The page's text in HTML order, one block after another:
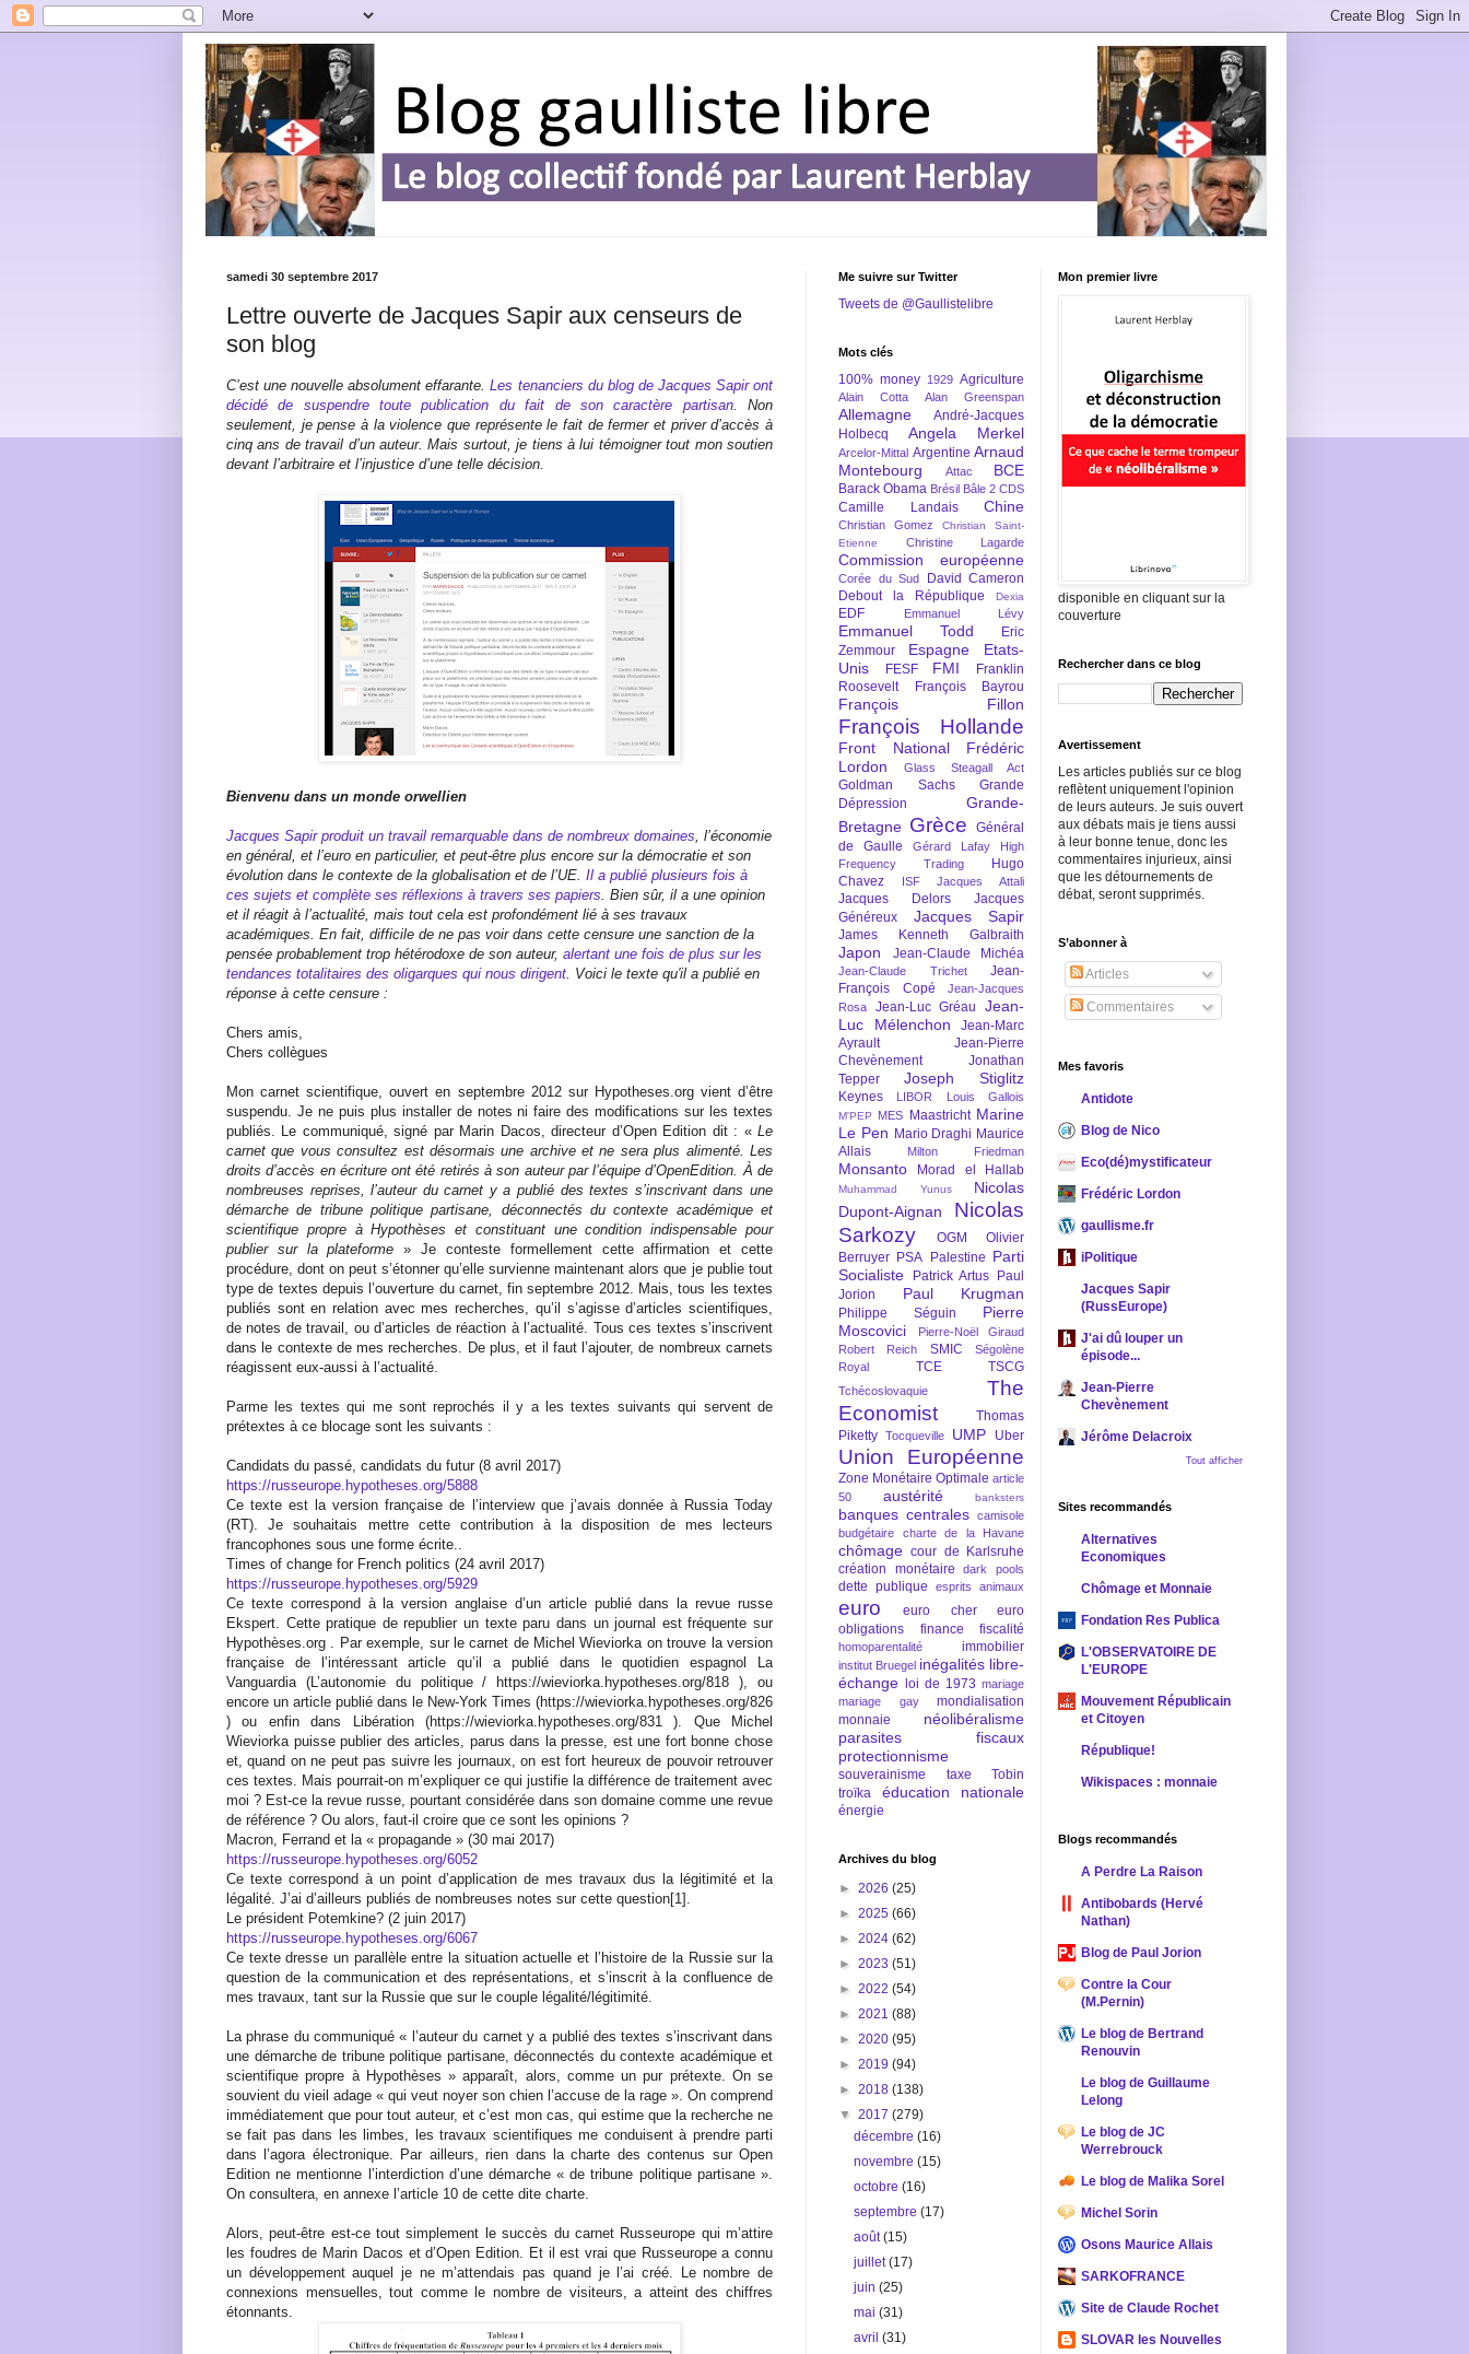
samedi 30 septembre 2017
Lettre ouverte de Jacques Sapir aux censeurs de
son blog
C’est une nouvelle absolument effarante.Les tenanciers du blog de Jacques Sapir ont
décidé de suspendre toute publication du fait de son caractère partisan. Non
seulement, je pense à la violence que représente le fait de fermer et priver d’accès à
cinq ans de travail d’un auteur. Mais surtout, je tiens à lui témoigner tout mon soutien
devant l’arbitraire et l’injustice d’une telle décision.
Bienvenu dans un monde orwellien
Jacques Sapir produit un travail remarquable dans de nombreux domaines , l’économie
en général, et l’euro en particulier, et peut-être plus encore sur la démocratie et son
évolution dans le contexte de la globalisation et de l’UE. Il a publié plusieurs fois à
ces sujets et complète ses réflexions à travers ses papiers . Bien sûr, il a une opinion
et il réagit à l’actualité, mais tout cela est profondément lié à ses travaux
académiques. En fait, difficile de ne pas voir dans cette censure une sanction de la
pensée probablement trop hétérodoxe de son auteur, alertant une fois de plus sur les
tendances totalitaires des oligarques qui nous dirigent . Voici le texte qu'il a publié en
réponse à cette censure :
Chers amis,
Chers collègues
Mon carnet scientifique, ouvert en septembre 2012 sur Hypotheses.org vient d’être
suspendu. Je ne puis plus installer de notes ni faire des modifications sur les textes
publiés. Le communiqué, signé par Marin Dacos, directeur d’Open Edition dit : « Le
carnet que vous consultez est désormais une archive et ne sera plus alimenté. Les
droits d’accès en écriture ont été retirés à son auteur par l’équipe d’OpenEdition. À de
nombreuses reprises, l’auteur du carnet y a publié des textes s’inscrivant dans une
démarche de tribune politique partisane, déconnectés du contexte académique et
scientifique propre à Hypothèses et constituant une condition indispensable pour
publier sur la plateforme » Je conteste formellement cette affirmation et cette
procédure, dont on peut s’étonner qu’elle survienne maintenant alors que je publie tout
type de textes depuis l’ouverture du carnet, fin septembre 2012. Mais, tous les textes
publiés sont en relation avec mes recherches, qu’il s’agisse d’articles scientifiques,
de notes de travail, ou d’articles de réaction à l’actualité. Tous ces textes s’inscrivent
dans le contexte de mes recherches. De plus, et il faut l’ajouter, de nombreux carnets
réagissent eux-aussi à l’actualité.
Parme les textes qui me sont reprochés il y a les textes suivants qui servent de
prétextes à ce blocage sont les suivants :
Candidats du passé, candidats du futur (8 avril 2017)
https://russeurope.hypotheses.org/5888
Ce texte est la version française de l’interview que j’avais donnée à Russia Today
(RT). Je souhaitais mettre cette contribution à la disposition de mes lecteurs
francophones sous une forme écrite..
Times of change for French politics (24 avril 2017)
https://russeurope.hypotheses.org/5929
Ce texte correspond à la version anglaise d’un article publié dans la revue russe
Ekspert. Cette pratique de republier un texte paru dans un journal est fréquente sur
Hypothèses.org . Par exemple, sur le carnet de Michel Wieviorka on trouve la version
française de l’intéressant article qu’il a publié dans le quotidien espagnol La
Vanguardia (L’autonomie du politique / https://wieviorka.hypotheses.org/818 ), ou
encore un article publié dans le New-York Times (https://wieviorka.hypotheses.org/826
) ou enfin dans Libération (https://wieviorka.hypotheses.org/831 ). Que Michel
Wieviorka puisse publier des articles, parus dans la presse, est une fort bonne chose
et, quand on ne peut pas suivre les journaux, on est fort heureux de pouvoir retrouver
ces textes. Mais pourrait-on m’expliquer ce qui justifie la différence de traitement avec
moi ? Est-ce la revue russe, pourtant considérée dans son domaine comme une revue
de référence ? Ou alors, faut-il croire que ce sont les opinions ?
Macron, Ferrand et la « propagande » (30 mai 2017)
https://russeurope.hypotheses.org/6052
Ce texte correspond à un point d’application de mes travaux dus la légitimité et la
légalité. J’ai d’ailleurs publiés de nombreuses notes sur cette question[1].
Le président Potemkine? (2 juin 2017)
https://russeurope.hypotheses.org/6067
Ce texte dresse un parallèle entre la situation actuelle et l’histoire de la Russie sur la
question de la communication et des représentations, et s’inscrit à la confluence de
mes travaux, tant sur la Russie que sur le couple légalité/légitimité.
La phrase du communiqué « l’auteur du carnet y a publié des textes s’inscrivant dans
une démarche de tribune politique partisane, déconnectés du contexte académique et
scientifique propre à Hypothèses » apparaît, alors, comme un pur prétexte. On se
souvient du vieil adage « qui veut noyer son chien l’accuse de la rage ». On comprend
immédiatement que pour tout auteur, et c’est mon cas, qui estime que la recherche ne
se fait pas dans les limbes, les travaux scientifiques me conduisent à prendre parti
dans l’agora électronique. Par ailleurs, rien dans la charte des contenus sur Open
Edition ne mentionne l’interdiction d’une démarche « de tribune politique partisane ».
On consultera, en annexe l’article 10 de cette dite charte.
Alors, peut-être est-ce tout simplement le succès du carnet Russeurope qui m’attire
les foudres de Marin Dacos et d’Open Edition. Et il est vrai que Russeurope a connu
un développement auquel je ne m’attendais pas quand je l’ai créé. Le nombre de
connexions mensuelles, tout comme le nombre de visiteurs, a atteint des chiffres
étonnants.
Me suivre sur Twitter
Tweets de @Gaullistelibre
Mots clés
100% money 1929 Agriculture
Alain Cotta Alan Greenspan
Allemagne
André-Jacques
Holbecq
Angela Merkel
Arcelor-Mittal Argentine Arnaud
Montebourg
Attac BCE
Barack Obama Brésil Bâle 2 CDS
Camille Landais Chine
Christian Gomez
Christian Saint-
Etienne
Christine Lagarde
Commission européenne
Corée du Sud
David Cameron
Debout la République
Dexia
EDF Emmanuel Lévy
Emmanuel Todd
Eric
Zemmour
Espagne
Etats-
Unis
FESF FMI
Franklin
Roosevelt
François Bayrou
François Fillon
François Hollande
Front National
Frédéric
Lordon
Glass Steagall Act
Goldman Sachs
Grande
Dépression
Grande-
Bretagne Grèce
Général
de Gaulle
Gérard Lafay
High
Frequency Trading
Hugo
Chavez
ISF Jacques Attali
Jacques Delors
Jacques
Généreux
Jacques Sapir
James Kenneth Galbraith
Japon Jean-Claude Michéa
Jean-Claude Trichet
Jean-
François Copé
Jean-Jacques
Rosa
Jean-Luc Gréau
Jean-
Luc Mélenchon
Jean-Marc
Ayrault
Jean-Pierre
Chevènement
Jonathan
Tepper
Joseph Stiglitz
Keynes LIBOR Louis Gallois
M'PEP MES Maastricht Marine
Le Pen Mario Draghi Maurice
Allais
Milton Friedman
Monsanto Morad el Hallab
Muhammad Yunus
Nicolas
Dupont-Aignan
Nicolas
Sarkozy
OGM
Olivier
Berruyer PSA Palestine Parti
Socialiste
Patrick Artus
Paul
Jorion
Paul Krugman
Philippe Séguin
Pierre
Moscovici
Pierre-Noël Giraud
Robert Reich
SMIC
Ségolène
Royal
TCE TSCG
Tchécoslovaquie
The
Economist
Thomas
Piketty Tocqueville UMP Uber
Union Européenne
Zone Monétaire Optimale article
50
austérité banksters
banques centrales camisole
budgétaire
charte de la Havane
chômage cour de Karlsruhe
création monétaire
dark pools
dette publique esprits animaux
euro euro cher
euro
obligations
finance fiscalité
homoparentalité immobilier
institut Bruegel inégalités libre-
échange
loi de 1973 mariage
mariage gay
mondialisation
monnaie
néolibéralisme
parasites fiscaux
protectionnisme
souverainisme
taxe Tobin
troïka
éducation nationale
énergie
Archives du blog
► 2026 (25)
► 2025 (66)
► 2024 (62)
► 2023 (51)
► 2022 (54)
► 2021 (88)
► 2020 (95)
► 2019 (94)
► 2018 (138)
▼ 2017 (279)
décembre(16)
novembre(15)
octobre(16)
septembre(17)
août(15)
juillet(17)
juin(25)
mai(31)
avril(31)
Mon premier livre
disponible en cliquant sur la
couverture
Rechercher dans ce blog
Avertissement
Les articles publiés sur ce blog
reflètent uniquement l'opinion
de leurs auteurs. Je suis ouvert
aux débats mais je tiens aussi
à leur bonne tenue, donc les
commentaires injurieux, ainsi
que les détournements de
débat, seront supprimés.
S’abonner à
Articles
Commentaires
Mes favoris
Antidote
Blog de Nico
Eco(dé)mystificateur
Frédéric Lordon
gaullisme.fr
iPolitique
Jacques Sapir
(RussEurope)
J'ai dû louper un
épisode...
Jean-Pierre
Chevènement
Jérôme Delacroix
Tout afficher
Sites recommandés
Alternatives
Economiques
Chômage et Monnaie
Fondation Res Publica
L'OBSERVATOIRE DE
L'EUROPE
Mouvement Républicain
et Citoyen
République!
Wikispaces : monnaie
Blogs recommandés
A Perdre La Raison
Antibobards (Hervé
Nathan)
Blog de Paul Jorion
Contre la Cour
(M.Pernin)
Le blog de Bertrand
Renouvin
Le blog de Guillaume
Lelong
Le blog de JC
Werrebrouck
Le blog de Malika Sorel
Michel Sorin
Osons Maurice Allais
SARKOFRANCE
Site de Claude Rochet
SLOVAR les Nouvelles